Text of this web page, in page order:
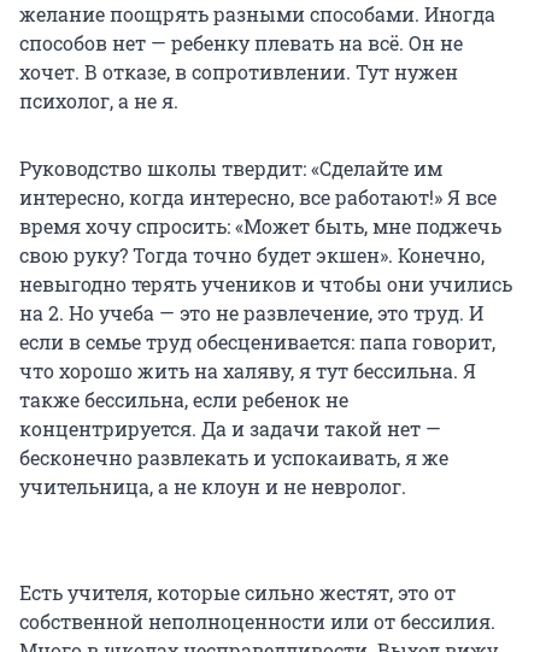
желание поощрять разными способами. Иногда
способов нет — ребенку плевать на всё. Он не
хочет. В отказе, в сопротивлении. Тут нужен
психолог, а не я.
Руководство школы твердит: «Сделайте им
интересно, когда интересно, все работают!» Я все
время хочу спросить: «Может быть, мне поджечь
свою руку? Тогда точно будет экшен». Конечно,
невыгодно терять учеников и чтобы они учились
на 2. Но учеба — это не развлечение, это труд. И
если в семье труд обесценивается: папа говорит,
что хорошо жить на халяву, я тут бессильна. Я
также бессильна, если ребенок не
концентрируется. Да и задачи такой нет —
бесконечно развлекать и успокаивать, я же
учительница, а не клоун и не невролог.
Есть учителя, которые сильно жестят, это от
собственной неполноценности или от бессилия.